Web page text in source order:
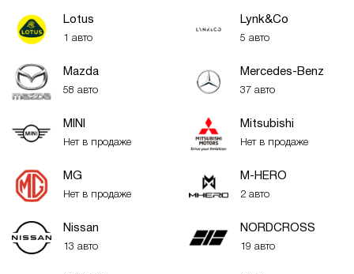
Lotus
1 авто
Lynk&Co
5 авто
Mazda
58 авто
Mercedes-Benz
37 авто
MINI
Нет в продаже
Mitsubishi
Нет в продаже
MG
Нет в продаже
M-HERO
2 авто
Nissan
13 авто
NORDCROSS
19 авто